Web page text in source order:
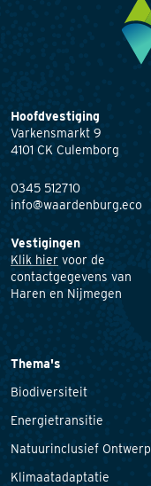
Hoofdvestiging
Varkensmarkt 9
4101 CK Culemborg
0345 512710
info@waardenburg.eco
Vestigingen
Klik hier voor de
contactgegevens van
Haren en Nijmegen
Thema's
Biodiversiteit
Energietransitie
Natuurinclusief Ontwerp
Klimaatadaptatie